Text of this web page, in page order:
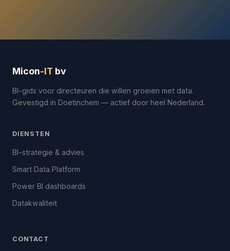
Micon-IT bv
BI-gids voor directeuren die willen groeien met data.
Gevestigd in Doetinchem — actief door heel Nederland.
DIENSTEN
BI-strategie & advies
Smart Data Platform
Power BI dashboards
Datakwaliteit
CONTACT